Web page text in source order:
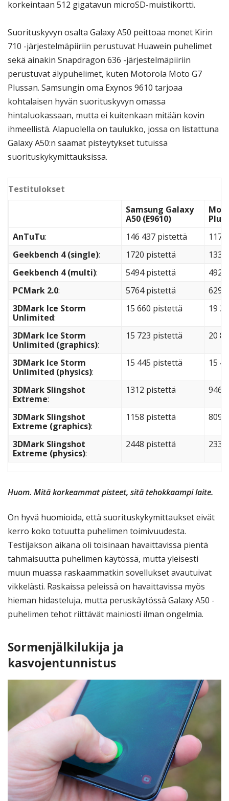
korkeintaan 512 gigatavun microSD-muistikortti.
Suorituskyvyn osalta Galaxy A50 peittoaa monet Kirin
710 -järjestelmäpiiriin perustuvat Huawein puhelimet
sekä ainakin Snapdragon 636 -järjestelmäpiiriin
perustuvat älypuhelimet, kuten Motorola Moto G7
Plussan. Samsungin oma Exynos 9610 tarjoaa
kohtalaisen hyvän suorituskyvyn omassa
hintaluokassaan, mutta ei kuitenkaan mitään kovin
ihmeellistä. Alapuolella on taulukko, jossa on listattuna
Galaxy A50:n saamat pisteytykset tutuissa
suorituskykymittauksissa.
Testitulokset
Samsung Galaxy
A50 (E9610)
Plus
AnTuTu: 146 437 pistettä
117
Geekbench 4 (single): 1720 pistettä
Geekbench 4 (multi): 5494 pistettä
PCMark 2.0: 5764 pistettä
3DMark Ice Storm
Unlimited:
15 660 pistettä 19
3DMark Ice Storm
Unlimited (graphics):
15 723 pistettä 20
3DMark Ice Storm
Unlimited (physics):
15 445 pistettä 15
3DMark Slingshot
Extreme:
1312 pistettä 946
3DMark Slingshot
Extreme (graphics):
1158 pistettä 809
3DMark Slingshot
Extreme (physics):
2448 pistettä
Huom. Mitä korkeammat pisteet, sitä tehokkaampi laite.
On hyvä huomioida, että suorituskykymittaukset eivät
kerro koko totuutta puhelimen toimivuudesta.
Testijakson aikana oli toisinaan havaittavissa pientä
tahmaisuutta puhelimen käytössä, mutta yleisesti
muun muassa raskaammatkin sovellukset avautuivat
vikkelästi. Raskaissa peleissä on havaittavissa myös
hieman hidasteluja, mutta peruskäytössä Galaxy A50 -
puhelimen tehot riittävät mainiosti ilman ongelmia.
Sormenjälkilukija ja
kasvojentunnistus